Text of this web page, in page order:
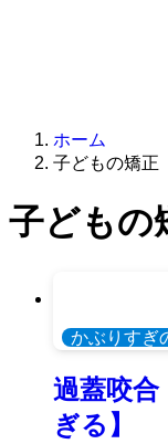
ホーム
子どもの矯正
子どもの
かぶりすぎ
過蓋咬
ぎる】